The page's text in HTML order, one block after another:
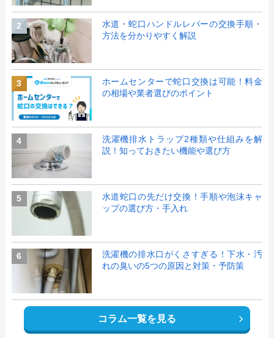
2
水道・蛇口ハンドルレバーの交換手順・
方法を分かりやすく解説
3
ホームセンターで蛇口交換は可能！料金
の相場や業者選びのポイント
4
洗濯機排水トラップ2種類や仕組みを解
説！知っておきたい機能や選び方
5
水道蛇口の先だけ交換！手順や泡沫キャ
ップの選び方・手入れ
6
洗濯機の排水口がくさすぎる！下水・汚
れの臭いの5つの原因と対策・予防策
コラム一覧を見る